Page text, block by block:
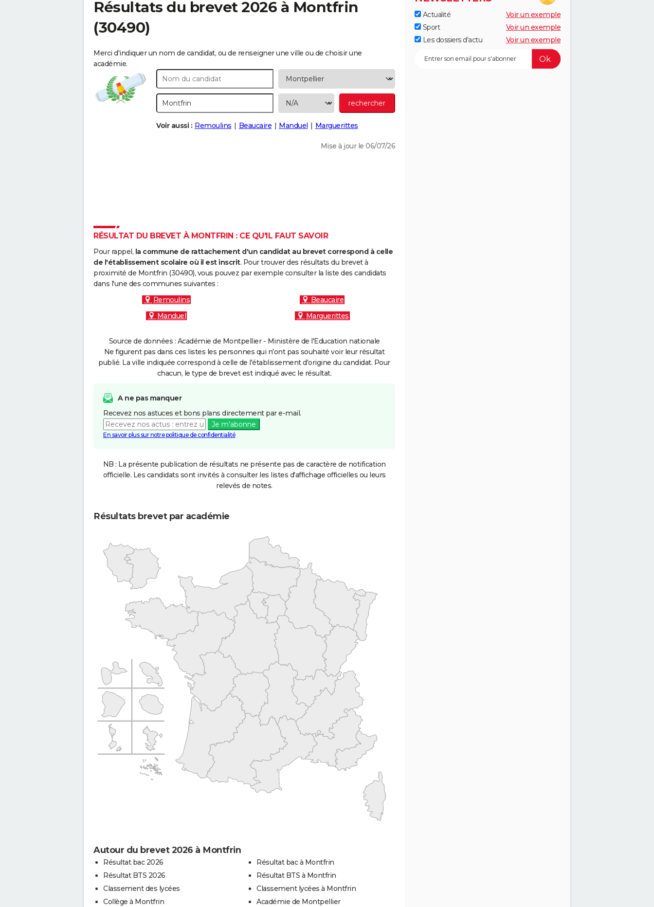
Résultats du brevet 2026 à Montfrin
(30490)
Merci d'indiquer un nom de candidat, ou de renseigner une ville ou de choisir une
académie.
Voir aussi : Remoulins Beaucaire Manduel Marguerittes
Mise à jour le 06/07/26
RÉSULTAT DU BREVET À MONTFRIN : CE QU'IL FAUT SAVOIR
Pour rappel, la commune de rattachement d'un candidat au brevet correspond à celle
de l'établissement scolaire où il est inscrit. Pour trouver des résultats du brevet à
proximité de Montfrin (30490), vous pouvez par exemple consulter la liste des candidats
dans l'une des communes suivantes :
Remoulins
Beaucaire
Manduel
Marguerittes
Source de données : Académie de Montpellier - Ministère de l'Education nationale
Ne figurent pas dans ces listes les personnes qui n'ont pas souhaité voir leur résultat
publié. La ville indiquée correspond à celle de l'établissement d'origine du candidat. Pour
chacun, le type de brevet est indiqué avec le résultat.
A ne pas manquer
Recevez nos astuces et bons plans directement par e-mail.
Je m'abonne
En savoir plus sur notre politique de confidentialité
NB : La présente publication de résultats ne présente pas de caractère de notification
officielle. Les candidats sont invités à consulter les listes d'affichage officielles ou leurs
relevés de notes.
Résultats brevet par académie
Autour du brevet 2026 à Montfrin
Résultat bac 2026
Résultat BTS 2026
Classement des lycées
Collège à Montfrin
Résultat bac à Montfrin
Résultat BTS à Montfrin
Classement lycées à Montfrin
Académie de Montpellier
Actualité
Voir un exemple
Sport
Voir un exemple
Les dossiers d'actu
Voir un exemple